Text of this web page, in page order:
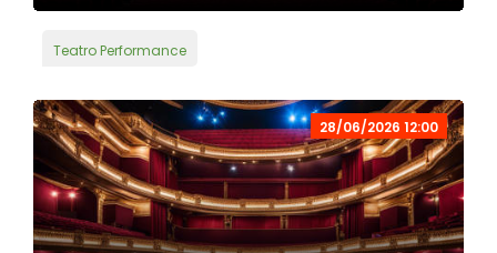
Teatro Performance
28/06/2026 12:00